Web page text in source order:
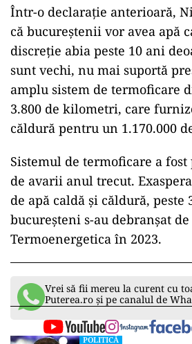
Într-o declarație anterioară,
că bucureştenii vor avea apă
discreţie abia peste 10 ani
sunt vechi, nu mai suportă
amplu sistem de termoficare
3.800 de kilometri, care
căldură pentru un 1.170.000
Sistemul de termoficare a fost
de avarii anul trecut.
de apă caldă şi căldură, peste
bucureşteni s-au debranşat
Termoenergetica în 2023.
Vrei să fii mereu la curent cu
Puterea.ro și pe canalul de
POLITICĂ